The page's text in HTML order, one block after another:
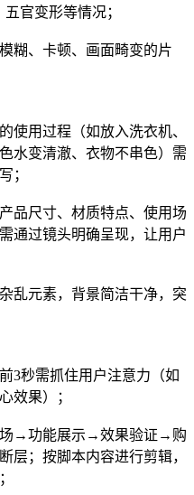
官变形等情况；
糊、卡顿、画面畸变的片
使用过程（如放入洗衣机、
水变清澈、衣物不串色）需
；
品尺寸、材质特点、使用场
通过镜头明确呈现，让用户
乱元素，背景简洁干净，突
3秒需抓住用户注意力（如
效果）；
场→功能展示→效果验证→购
层；按脚本内容进行剪辑，